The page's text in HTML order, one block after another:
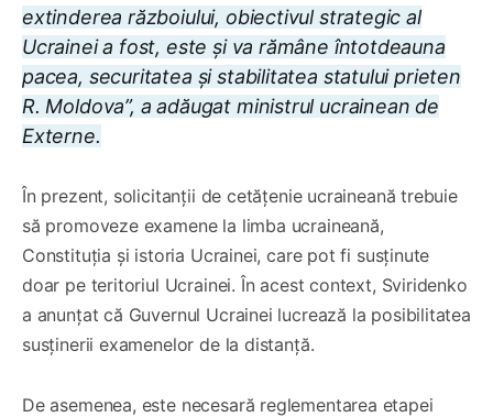
extinderea războiului, obiectivul strategic al
Ucrainei a fost, este și va rămâne întotdeauna
pacea, securitatea și stabilitatea statului prieten
R. Moldova”, a adăugat ministrul ucrainean de
Externe.
În prezent, solicitanții de cetățenie ucraineană trebuie
să promoveze examene la limba ucraineană,
Constituția și istoria Ucrainei, care pot fi susținute
doar pe teritoriul Ucrainei. În acest context, Sviridenko
a anunțat că Guvernul Ucrainei lucrează la posibilitatea
susținerii examenelor de la distanță.
De asemenea, este necesară reglementarea etapei